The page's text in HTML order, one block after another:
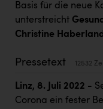
Passage Linz
PEZ
PÜSPÖK
REMAX
Basis für die neue
unterstreicht
Christine
Pressetext 12532
Linz, 8. Juli 2022 -
Corona ein fester